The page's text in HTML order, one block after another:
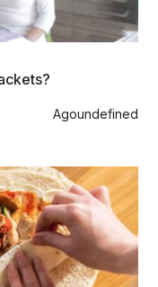
Agoundefined